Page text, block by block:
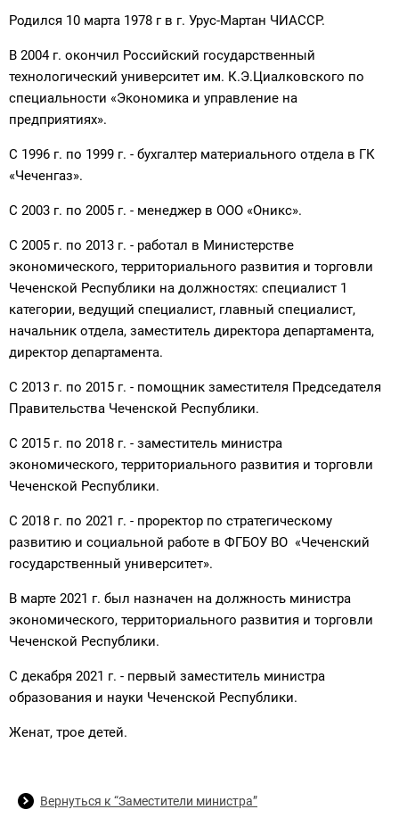
Родился 10 марта 1978 г в г. Урус-Мартан ЧИАССР.
В 2004 г. окончил Российский государственный
технологический университет им. К.Э.Циалковского по
специальности «Экономика и управление на
предприятиях».
С 1996 г. по 1999 г. - бухгалтер материального отдела в ГК
«Чеченгаз».
С 2003 г. по 2005 г. - менеджер в ООО «Оникс».
С 2005 г. по 2013 г. - работал в Министерстве
экономического, территориального развития и торговли
Чеченской Республики на должностях: специалист 1
категории, ведущий специалист, главный специалист,
начальник отдела, заместитель директора департамента,
директор департамента.
С 2013 г. по 2015 г. - помощник заместителя Председателя
Правительства Чеченской Республики.
С 2015 г. по 2018 г. - заместитель министра
экономического, территориального развития и торговли
Чеченской Республики.
С 2018 г. по 2021 г. - проректор по стратегическому
развитию и социальной работе в ФГБОУ ВО «Чеченский
государственный университет».
В марте 2021 г. был назначен на должность министра
экономического, территориального развития и торговли
Чеченской Республики.
С декабря 2021 г. - первый заместитель министра
образования и науки Чеченской Республики.
Женат, трое детей.
Вернуться к “Заместители министра”